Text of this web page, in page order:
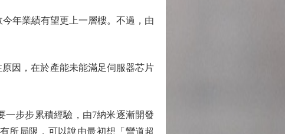
年業績有望更上一層樓。不過，由
因，在於產能未能滿足伺服器芯片
步步累積經驗，由7納米逐漸開發
所局限，可以說由最初想「彎道超